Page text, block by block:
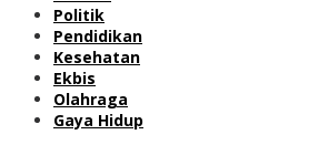
Politik
Pendidikan
Kesehatan
Ekbis
Olahraga
Gaya Hidup